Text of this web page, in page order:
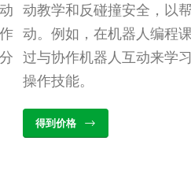
动教学和反碰撞安全，以
动。例如，在机器人编程
过与协作机器人互动来学
操作技能。
得到价格